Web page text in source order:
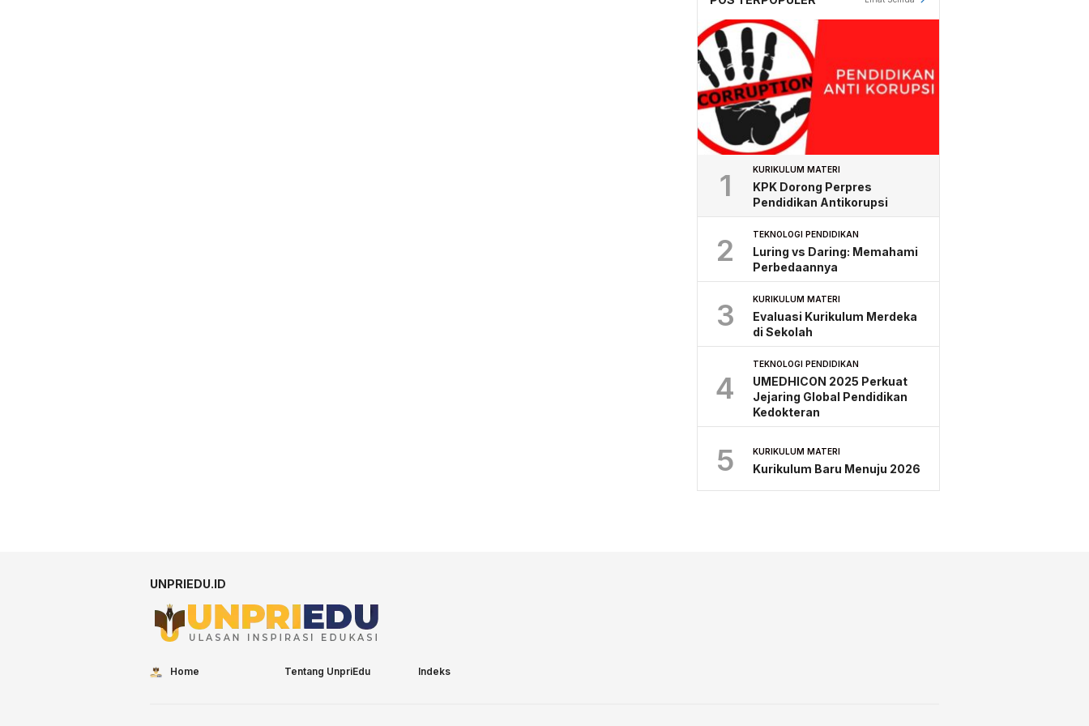
1 KURIKULUM MATERI
KPK Dorong Perpres
Pendidikan Antikorupsi
2 TEKNOLOGI PENDIDIKAN
Luring vs Daring: Memahami
Perbedaannya
3 KURIKULUM MATERI
Evaluasi Kurikulum Merdeka
di Sekolah
4
TEKNOLOGI PENDIDIKAN
UMEDHICON 2025 Perkuat
Jejaring Global Pendidikan
Kedokteran
5 KURIKULUM MATERI
Kurikulum Baru Menuju 2026
UNPRIEDU.ID
Home Tentang UnpriEdu Indeks